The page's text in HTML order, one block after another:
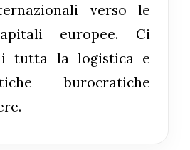
verso le
europee. Ci
tutta la logistica e
burocratiche